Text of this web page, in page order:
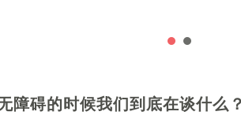
障碍的时候我们到底在谈什么？